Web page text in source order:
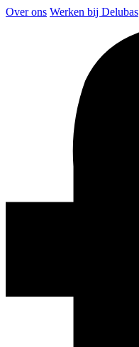
Over ons Werken bij Delubas